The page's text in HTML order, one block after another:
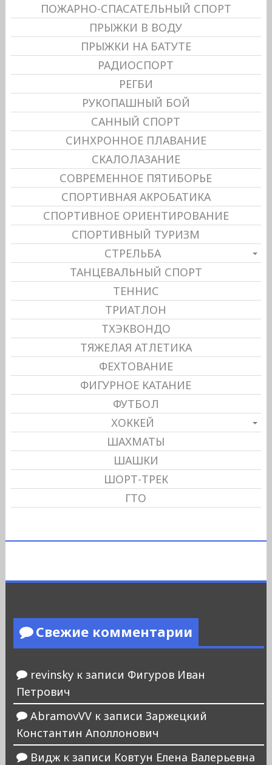
ПОЖАРНО-СПАСАТЕЛЬНЫЙ СПОРТ
ПРЫЖКИ В ВОДУ
ПРЫЖКИ НА БАТУТЕ
РАДИОСПОРТ
РЕГБИ
РУКОПАШНЫЙ БОЙ
САННЫЙ СПОРТ
СИНХРОННОЕ ПЛАВАНИЕ
СКАЛОЛАЗАНИЕ
СОВРЕМЕННОЕ ПЯТИБОРЬЕ
СПОРТИВНАЯ АКРОБАТИКА
СПОРТИВНОЕ ОРИЕНТИРОВАНИЕ
СПОРТИВНЫЙ ТУРИЗМ
СТРЕЛЬБА
ТАНЦЕВАЛЬНЫЙ СПОРТ
ТЕННИС
ТРИАТЛОН
ТХЭКВОНДО
ТЯЖЕЛАЯ АТЛЕТИКА
ФЕХТОВАНИЕ
ФИГУРНОЕ КАТАНИЕ
ФУТБОЛ
ХОККЕЙ
ШАХМАТЫ
ШАШКИ
ШОРТ-ТРЕК
ГТО
Свежие комментарии
revinskyк записи Фигуров Иван
Петрович
AbramovVVк записи Заржецкий
Константин Аполлонович
Виджк записи Ковтун Елена Валерьевна